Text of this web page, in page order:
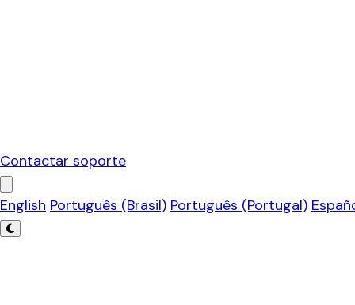
Contactar soporte
English Português (Brasil) Português (Portugal)